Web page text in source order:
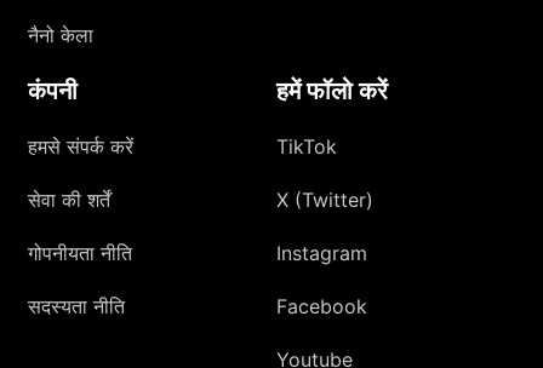
नैनो केला
कंपनी
हमसे संपर्क करें
सेवा की शर्तें
गोपनीयता नीति
सदस्यता नीति
हमें फॉलो करें
TikTok
X (Twitter)
Instagram
Facebook
Youtube